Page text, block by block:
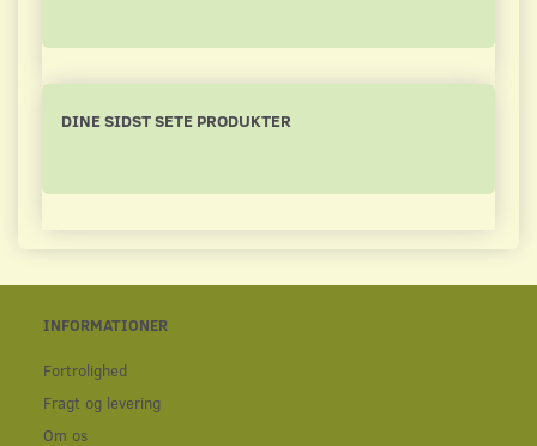
DINE SIDST SETE PRODUKTER
INFORMATIONER
Fortrolighed
Fragt og levering
Om os